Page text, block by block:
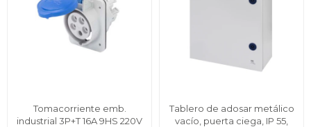
Tomacorriente emb.
industrial 3P+T 16A 9HS 220V
Tablero de adosar metálico
vacío, puerta ciega, IP 55,